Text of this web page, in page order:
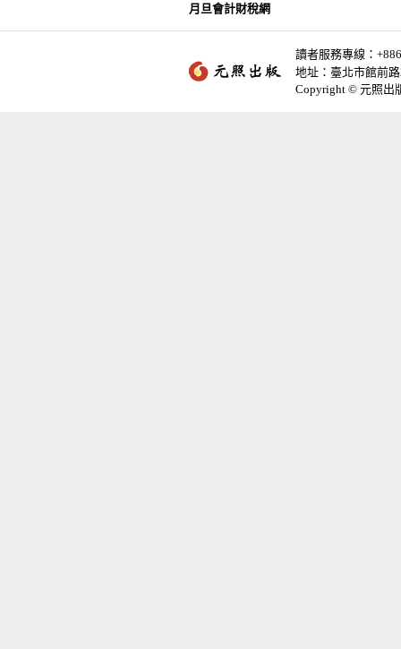
月旦會計財稅網
讀者服務專線：
地址：臺北市館前
Copyright © 元照出